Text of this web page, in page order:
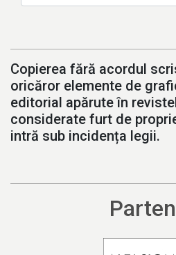
Copierea fără acordul
oricăror elemente de
editorial apărute în
considerate furt de
intră sub incidența legii.